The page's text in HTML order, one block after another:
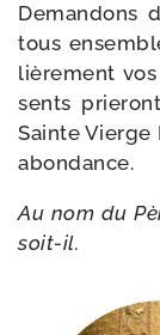
Demandons
tous
liè­re­ment
sents
Sainte Vierge
abondance.
Au nom du
soit-il.